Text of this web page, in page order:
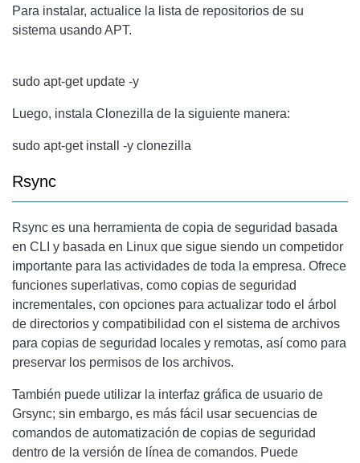
Para instalar, actualice la lista de repositorios de su
sistema usando APT.
sudo apt-get update -y
Luego, instala Clonezilla de la siguiente manera:
sudo apt-get install -y clonezilla
Rsync
Rsync es una herramienta de copia de seguridad basada
en CLI y basada en Linux que sigue siendo un competidor
importante para las actividades de toda la empresa. Ofrece
funciones superlativas, como copias de seguridad
incrementales, con opciones para actualizar todo el árbol
de directorios y compatibilidad con el sistema de archivos
para copias de seguridad locales y remotas, así como para
preservar los permisos de los archivos.
También puede utilizar la interfaz gráfica de usuario de
Grsync; sin embargo, es más fácil usar secuencias de
comandos de automatización de copias de seguridad
dentro de la versión de línea de comandos. Puede